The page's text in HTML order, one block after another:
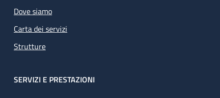
Dove siamo
Carta dei servizi
Strutture
SERVIZI E PRESTAZIONI